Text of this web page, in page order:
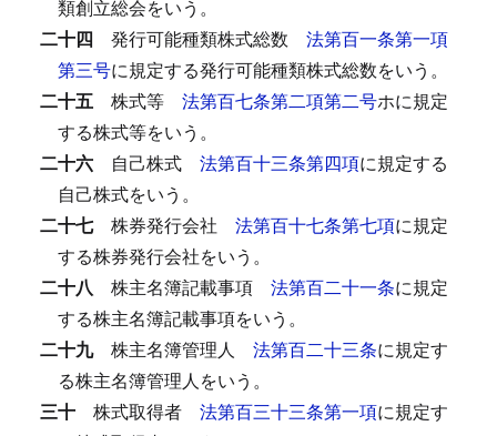
類創立総会をいう。
二十四 発行可能種類株式総数
法第百一条第一項
第三号に規定する発行可能種類株式総数をいう。
二十五 株式等 法第百七条第二項第二号ホに規定
する株式等をいう。
二十六 自己株式 法第百十三条第四項に規定する
自己株式をいう。
二十七 株券発行会社 法第百十七条第七項に規定
する株券発行会社をいう。
二十八 株主名簿記載事項 法第百二十一条に規定
する株主名簿記載事項をいう。
二十九 株主名簿管理人 法第百二十三条に規定す
る株主名簿管理人をいう。
三十 株式取得者 法第百三十三条第一項に規定す